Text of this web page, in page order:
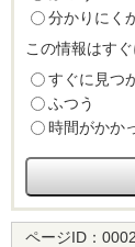
分かりにく
この情報はす
すぐに見つ
ふつう
時間がかか
ページID：